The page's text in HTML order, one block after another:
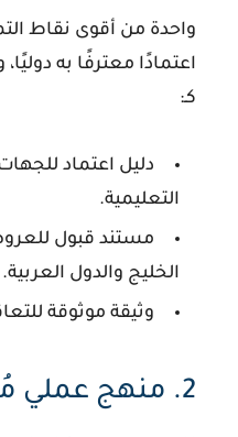
واحدة من أقوى نقاط
اعتمادًا معترفًا به
كـ:
دليل اعتماد
التعليمية.
مستند قبول
الخليج والدول العربية.
وثيقة موثوقة
2. منهج عملي